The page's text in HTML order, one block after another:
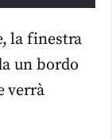
la finestra
un bordo
verrà